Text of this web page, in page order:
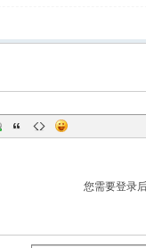
您需要登录